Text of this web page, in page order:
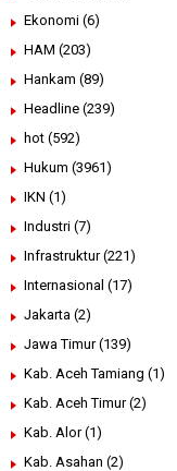
Ekonomi (6)
HAM (203)
Hankam (89)
Headline (239)
hot (592)
Hukum (3961)
IKN (1)
Industri (7)
Infrastruktur (221)
Internasional (17)
Jakarta (2)
Jawa Timur (139)
Kab. Aceh Tamiang (1)
Kab. Aceh Timur (2)
Kab. Alor (1)
Kab. Asahan (2)